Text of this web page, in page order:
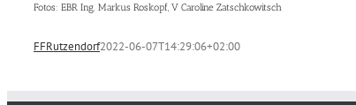
Fotos: EBR Ing. Markus Roskopf, V Caroline Zatschkowitsch
FFRutzendorf2022-06-07T14:29:06+02:00